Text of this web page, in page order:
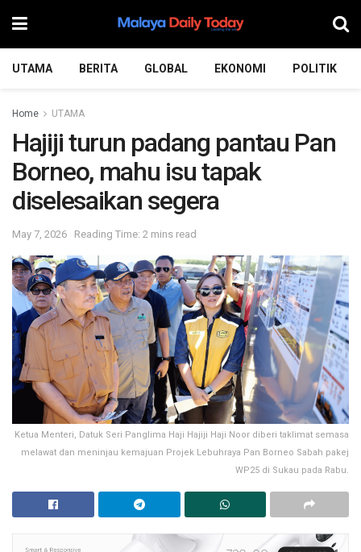
UTAMA BERITA GLOBAL EKONOMI POLITIK
Home UTAMA
Hajiji turun padang pantau Pan
Borneo, mahu isu tapak
diselesaikan segera
May 7, 2026 Reading Time: 2 mins read
Ketua Menteri, Datuk Seri Panglima Haji Hajiji Haji Noor diberi taklimat semasa
melawat dan meninjau kemajuan Projek Lebuhraya Pan Borneo Sabah pakej
WP25 di Sukau pada Rabu.